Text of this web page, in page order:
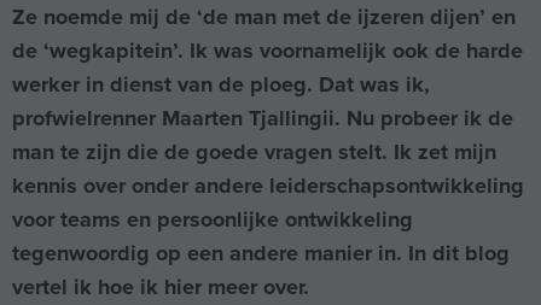
Ze noemde mij de ‘de man met de ijzeren dijen’ en
de ‘wegkapitein’. Ik was voornamelijk ook de harde
werker in dienst van de ploeg. Dat was ik,
profwielrenner Maarten Tjallingii. Nu probeer ik de
man te zijn die de goede vragen stelt. Ik zet mijn
kennis over onder andere leiderschapsontwikkeling
voor teams en persoonlijke ontwikkeling
tegenwoordig op een andere manier in. In dit blog
vertel ik hoe ik hier meer over.